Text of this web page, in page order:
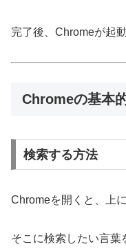
完了後、Chromeが起
Chromeの基本
検索する方法
Chromeを開くと、上
そこに検索したい言葉